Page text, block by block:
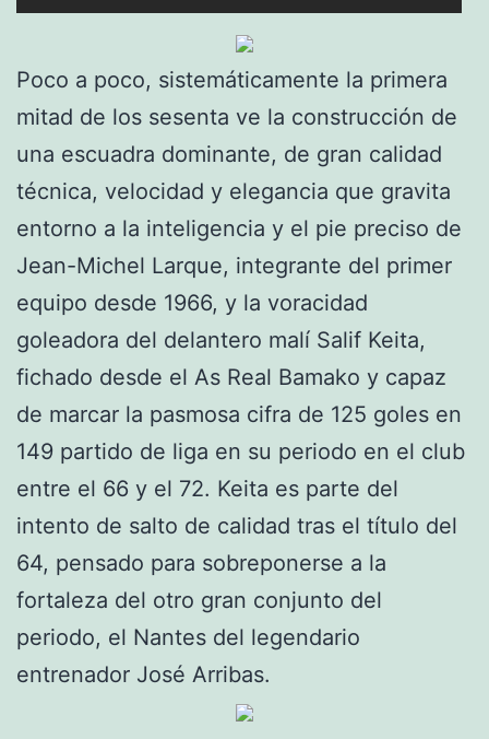
Poco a poco, sistemáticamente la primera
mitad de los sesenta ve la construcción de
una escuadra dominante, de gran calidad
técnica, velocidad y elegancia que gravita
entorno a la inteligencia y el pie preciso de
Jean-Michel Larque, integrante del primer
equipo desde 1966, y la voracidad
goleadora del delantero malí Salif Keita,
fichado desde el As Real Bamako y capaz
de marcar la pasmosa cifra de 125 goles en
149 partido de liga en su periodo en el club
entre el 66 y el 72. Keita es parte del
intento de salto de calidad tras el título del
64, pensado para sobreponerse a la
fortaleza del otro gran conjunto del
periodo, el Nantes del legendario
entrenador José Arribas.